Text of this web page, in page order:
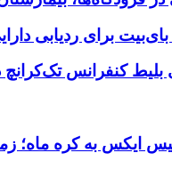
دارایی‌های هک ۱.۵ میلیارد